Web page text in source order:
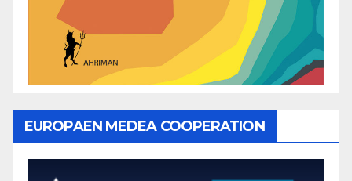
EUROPAEN MEDEA COOPERATION